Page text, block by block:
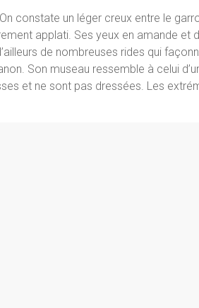
constate un léger creux entre le
applati. Ses yeux en amande et
de nombreuses rides qui
Son museau ressemble à celui
et ne sont pas dressées. Les